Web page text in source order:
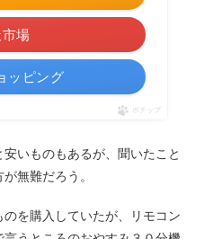
場
ッピング
ポチップ
いものもあるが、聞いたこと
無難だろう。
を購入していたが、リモコン